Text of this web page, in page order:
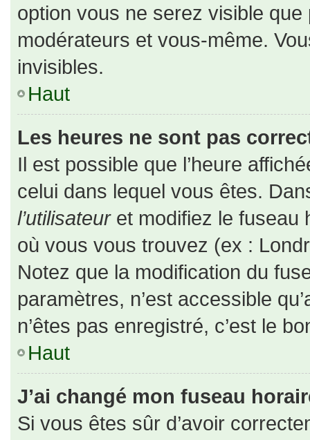
option vous ne serez visible
modérateurs et vous-même.
invisibles.
Haut
Les heures ne sont pas
Il est possible que l’heure
celui dans lequel vous êtes.
l’utilisateuret modifiez le fuseau
où vous vous trouvez (ex :
Notez que la modification du
paramètres, n’est accessible
n’êtes pas enregistré, c’est le
Haut
J’ai changé mon fuseau
Si vous êtes sûr d’avoir